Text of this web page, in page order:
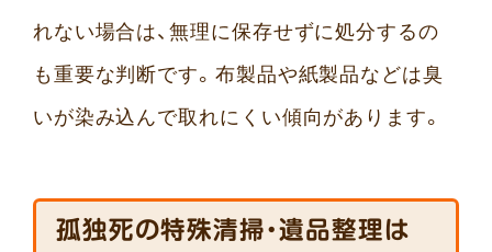
れない場合は、無理に保存せずに処分するの
も重要な判断です。布製品や紙製品などは臭
いが染み込んで取れにくい傾向があります。
孤独死の特殊清掃・遺品整理は